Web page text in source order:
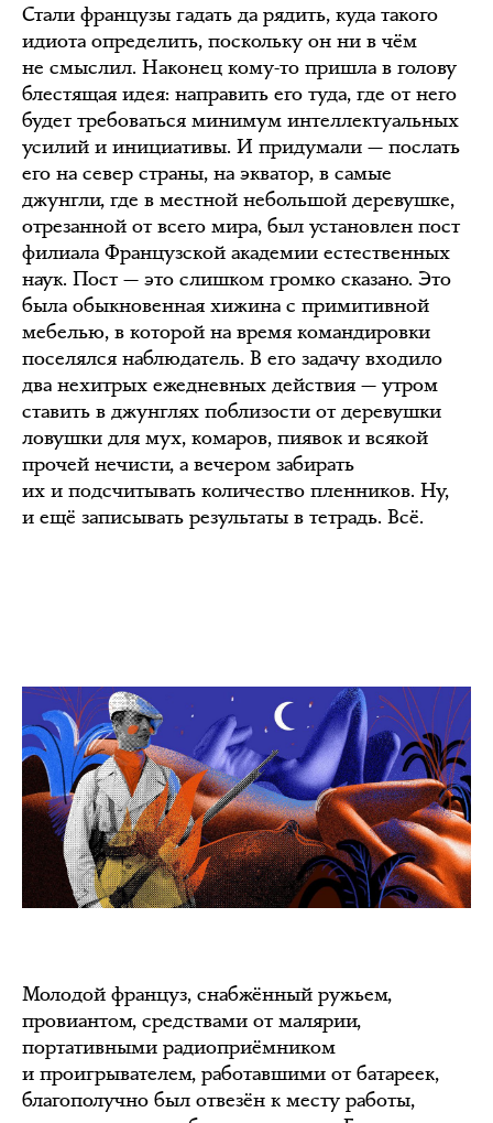
Стали французы гадать да рядить, куда такого
идиота определить, поскольку он ни в чём
не смыслил. Наконец кому-то пришла в голову
блестящая идея: направить его туда, где от него
будет требоваться минимум интеллектуальных
усилий и инициативы. И придумали — послать
его на север страны, на экватор, в самые
джунгли, где в местной небольшой деревушке,
отрезанной от всего мира, был установлен пост
филиала Французской академии естественных
наук. Пост — это слишком громко сказано. Это
была обыкновенная хижина с примитивной
мебелью, в которой на время командировки
поселялся наблюдатель. В его задачу входило
два нехитрых ежедневных действия — утром
ставить в джунглях поблизости от деревушки
ловушки для мух, комаров, пиявок и всякой
прочей нечисти, а вечером забирать
их и подсчитывать количество пленников. Ну,
и ещё записывать результаты в тетрадь. Всё.
Молодой француз, снабжённый ружьем,
провиантом, средствами от малярии,
портативными радиоприёмником
и проигрывателем, работавшими от батареек,
благополучно был отвезён к месту работы,